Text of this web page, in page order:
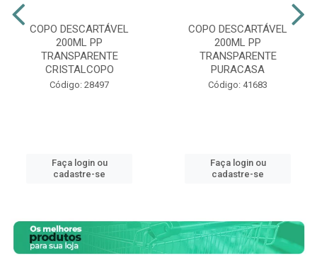
COPO DESCARTÁVEL
200ML PP
TRANSPARENTE
CRISTALCOPO
Código: 28497
Faça login ou
cadastre-se
COPO DESCARTÁVEL
200ML PP
TRANSPARENTE
PURACASA
Código: 41683
Faça login ou
cadastre-se